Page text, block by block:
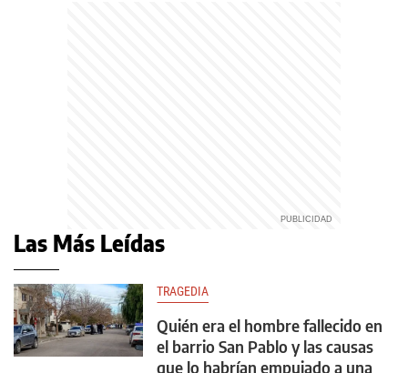
Las Más Leídas
TRAGEDIA
Quién era el hombre fallecido en
el barrio San Pablo y las causas
que lo habrían empujado a una